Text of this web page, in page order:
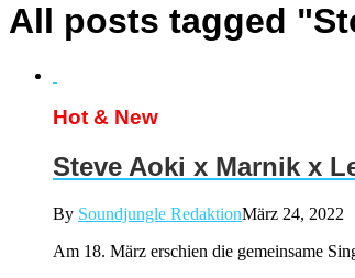
All posts tagged
Hot & New
Steve Aoki x Marnik x
By Soundjungle RedaktionMärz 24, 2022
Am 18. März erschien die gemeinsame